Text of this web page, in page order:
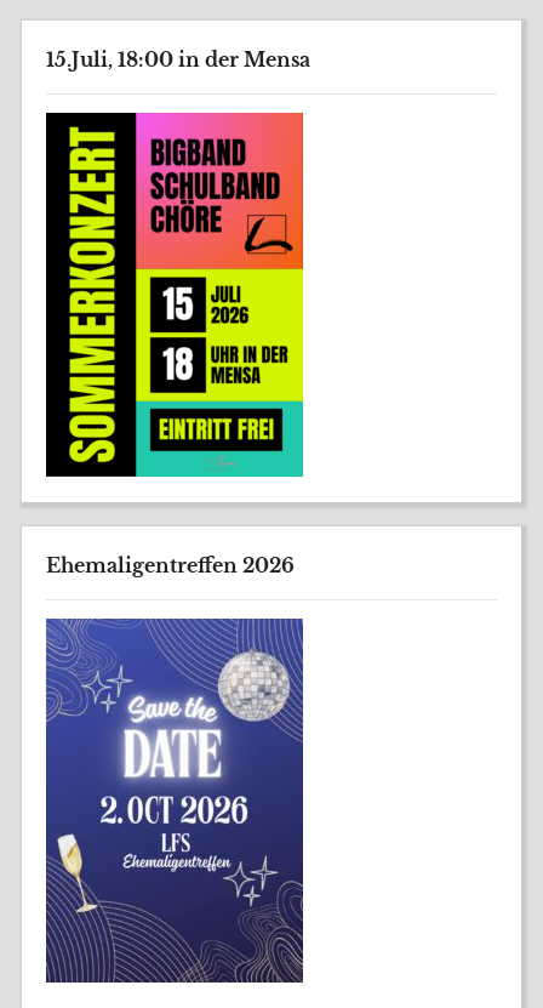
15.Juli, 18:00 in der Mensa
Ehemaligentreffen 2026